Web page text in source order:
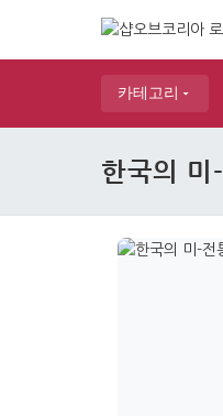
카테고리
한국의 미